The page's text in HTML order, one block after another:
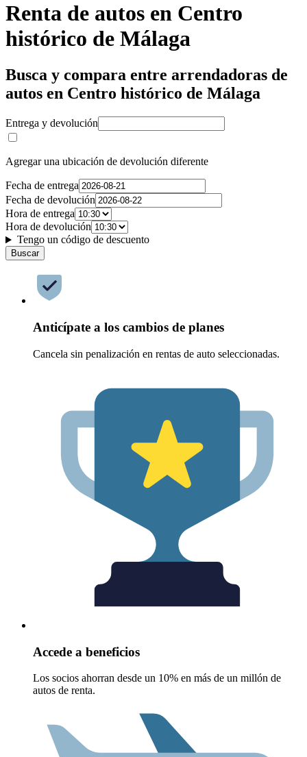
Renta de autos en Centro
histórico de Málaga
Busca y compara entre arrendadoras de
autos en Centro histórico de Málaga
Entrega y devolución
Agregar una ubicación de devolución diferente
Fecha de entrega
Fecha de devolución
Hora de entrega
Hora de devolución
Tengo un código de descuento
Buscar
Anticípate a los cambios de planes
Cancela sin penalización en rentas de auto seleccionadas.
Accede a beneficios
Los socios ahorran desde un 10% en más de un millón de
autos de renta.